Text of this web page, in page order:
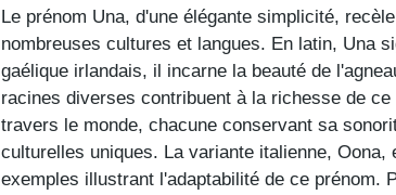
Le prénom Una, d'une élégante simplicité,
nombreuses cultures et langues. En latin, Una
gaélique irlandais, il incarne la beauté de
racines diverses contribuent à la richesse de
travers le monde, chacune conservant sa
culturelles uniques. La variante italienne,
exemples illustrant l'adaptabilité de ce prénom.